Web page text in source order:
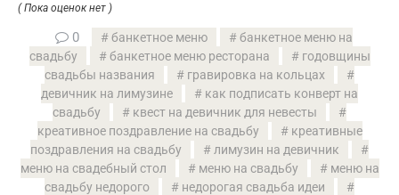
( Пока оценок нет )
0 банкетное меню
банкетное меню на
свадьбу
банкетное меню ресторана
годовщины
свадьбы названия
гравировка на кольцах
девичник на лимузине
как подписать конверт на
свадьбу
квест на девичник для невесты
креативное поздравление на свадьбу
креативные
поздравления на свадьбу
лимузин на девичник
меню на свадебный стол
меню на свадьбу
меню на
свадьбу недорого
недорогая свадьба идеи